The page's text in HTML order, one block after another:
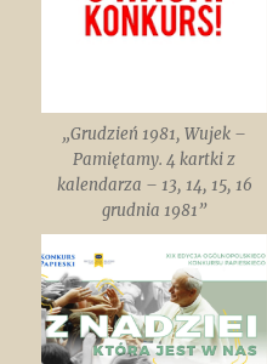
„Grudzień 1981, Wujek –
Pamiętamy. 4 kartki z
kalendarza – 13, 14, 15, 16
grudnia 1981”